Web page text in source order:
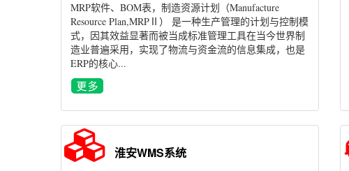
MRP软件、BOM表，制造资源计划（Manufacture
Resource Plan,MRPⅡ） 是一种生产管理的计划与控制模
式，因其效益显著而被当成标准管理工具在当今世界制
造业普遍采用，实现了物流与资金流的信息集成，也是
ERP的核心...
淮安WMS系统